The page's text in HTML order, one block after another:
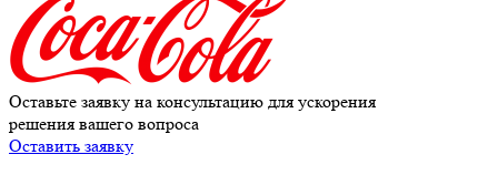
Оставьте заявку на консультацию для ускорения
решения вашего вопроса
Оставить заявку